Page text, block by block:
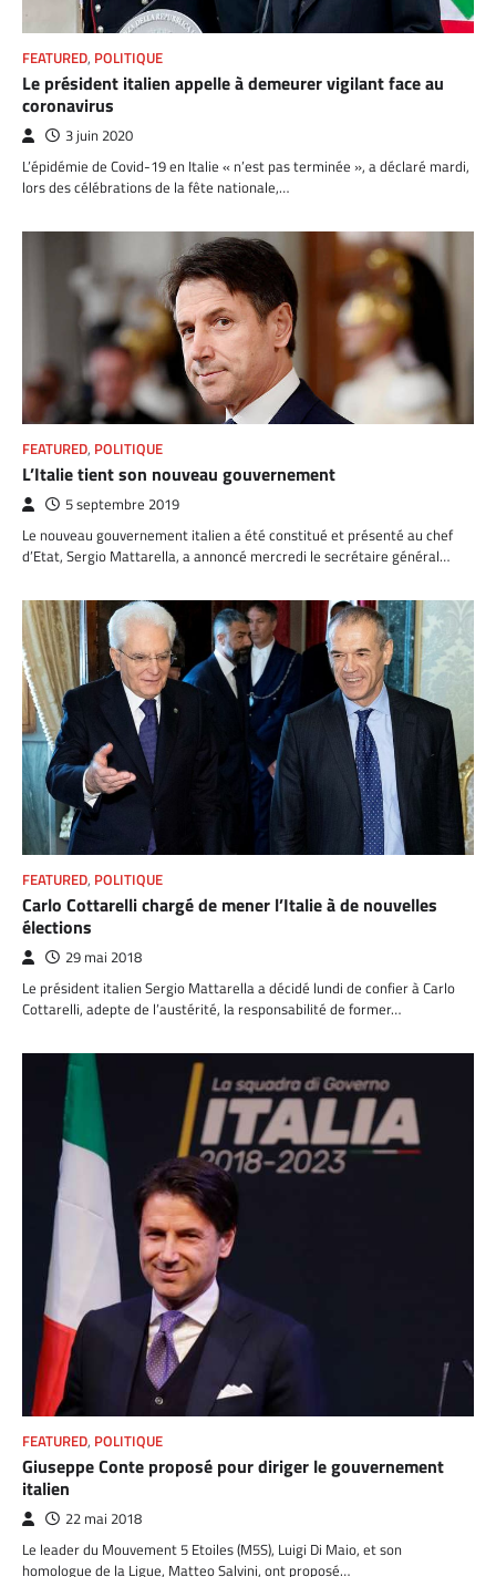
FEATURED, POLITIQUE
Le président italien appelle à demeurer vigilant face au
coronavirus
3 juin 2020
L’épidémie de Covid-19 en Italie « n’est pas terminée », a déclaré mardi,
lors des célébrations de la fête nationale,…
FEATURED, POLITIQUE
L’Italie tient son nouveau gouvernement
5 septembre 2019
Le nouveau gouvernement italien a été constitué et présenté au chef
d’Etat, Sergio Mattarella, a annoncé mercredi le secrétaire général…
FEATURED, POLITIQUE
Carlo Cottarelli chargé de mener l’Italie à de nouvelles
élections
29 mai 2018
Le président italien Sergio Mattarella a décidé lundi de confier à Carlo
Cottarelli, adepte de l’austérité, la responsabilité de former…
FEATURED, POLITIQUE
Giuseppe Conte proposé pour diriger le gouvernement
italien
22 mai 2018
Le leader du Mouvement 5 Etoiles (M5S), Luigi Di Maio, et son
homologue de la Ligue, Matteo Salvini, ont proposé…